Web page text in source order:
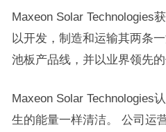
Maxeon Solar Technologies
以开发，制造和运输其两条
池板产品线，并以业界领先的
Maxeon Solar Technologies
生的能量一样清洁。 公司运